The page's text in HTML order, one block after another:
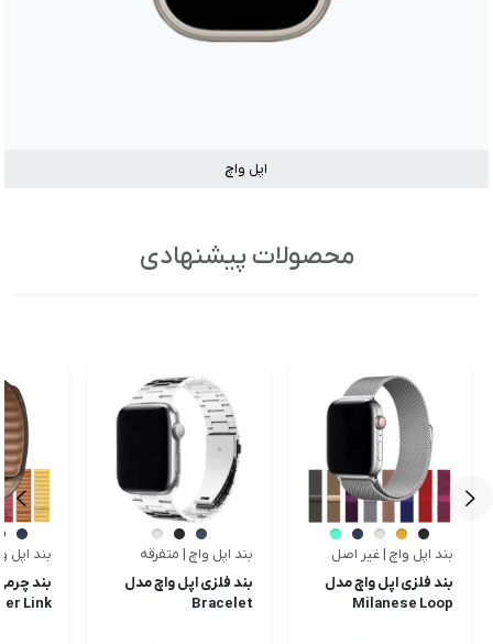
اپل واچ
محصولات پیشنهادی
<
بند اپل واچ | غیر اصل
بند فلزی اپل واچ مدل
Milanese Loop
بند اپل واچ | متفرقه
بند فلزی اپل واچ مدل
Bracelet
بند اپل
بند
Link